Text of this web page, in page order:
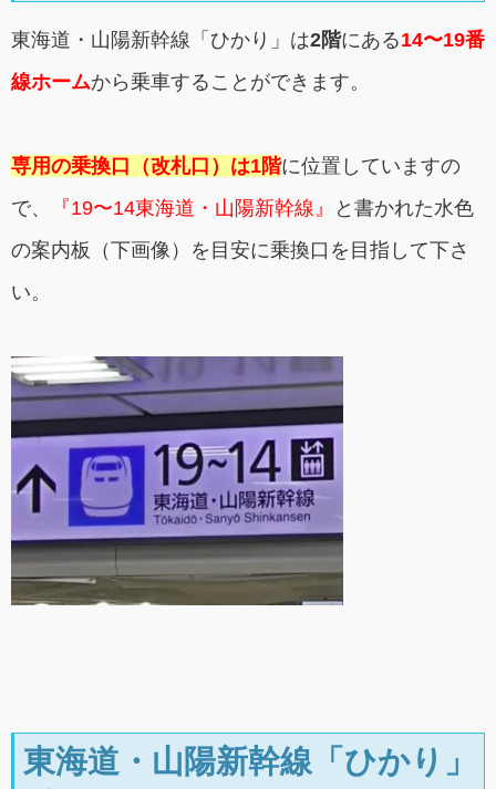
東海道・山陽新幹線「ひかり」は2階にある14〜19番
線ホームから乗車することができます。
専用の乗換口（改札口）は1階に位置していますの
で、
『19〜14東海道・山陽新幹線』
と書かれた水色
の案内板（下画像）を目安に乗換口を目指して下さ
い。
東海道・山陽新幹線「ひかり」